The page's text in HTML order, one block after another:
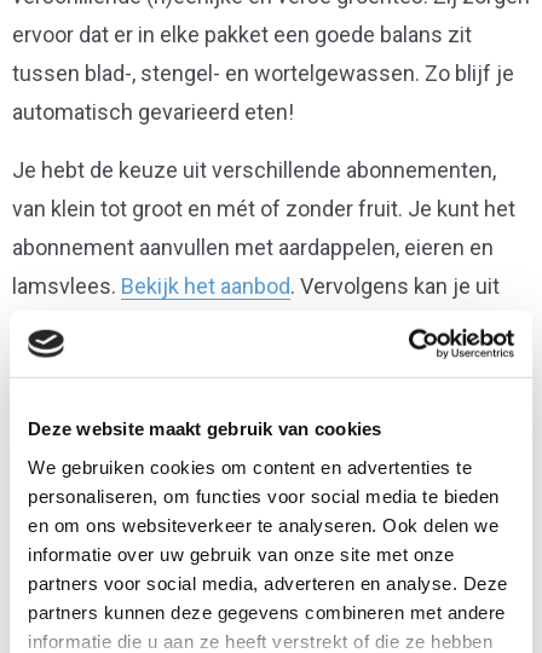
Deze website maakt gebruik van cookies
We gebruiken cookies om content en advertenties te
personaliseren, om functies voor social media te bieden
en om ons websiteverkeer te analyseren. Ook delen we
informatie over uw gebruik van onze site met onze
partners voor social media, adverteren en analyse. Deze
partners kunnen deze gegevens combineren met andere
informatie die u aan ze heeft verstrekt of die ze hebben
ervoor dat er in elke pakket een goede balans zit
tussen blad-, stengel- en wortelgewassen. Zo blijf je
automatisch gevarieerd eten!
Je hebt de keuze uit verschillende abonnementen,
van klein tot groot en mét of zonder fruit. Je kunt het
abonnement aanvullen met aardappelen, eieren en
lamsvlees. Bekijk het aanbod. Vervolgens kan je uit
verschillende adressen in Noord-Brabant kiezen om
je pakket op te halen.